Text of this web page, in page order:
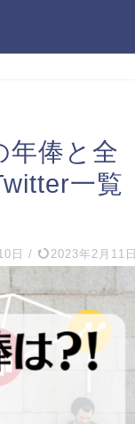
年俸と全
一覧
日 / 2023年2月11日